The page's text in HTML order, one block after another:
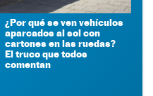
¿Por qué se ven vehículos
aparcados al sol con
cartones en las ruedas?
El truco que todos
comentan